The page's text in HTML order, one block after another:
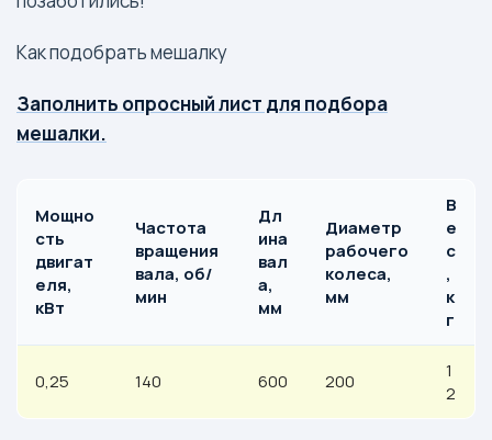
Как подобрать мешалку
Заполнить опросный лист для подбора
мешалки.
Мощно
сть
двигат
еля,
кВт
Частота
вращения
вала, об/
мин
Дл
ина
вал
а,
мм
Диаметр
рабочего
колеса,
мм
В
е
с
,
к
г
0,25 140 600 200
1
2